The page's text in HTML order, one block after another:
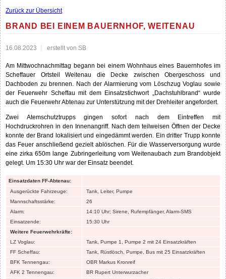
Zurück zur Übersicht
BRAND BEI EINEM BAUERNHOF, WEITENAU
16.08.2023 erstellt von SB
Am Mittwochnachmittag begann bei einem Wohnhaus eines Bauernhofes im
Scheffauer Ortsteil Weitenau die Decke zwischen Obergeschoss und
Dachboden zu brennen. Nach der Alarmierung vom Löschzug Voglau sowie
der Feuerwehr Scheffau mit dem Einsatzstichwort „Dachstuhlbrand“ wurde
auch die Feuerwehr Abtenau zur Unterstützung mit der Drehleiter angefordert.
Zwei Atemschutztrupps gingen sofort nach dem Eintreffen mit
Hochdruckrohren in den Innenangriff. Nach dem teilweisen Öffnen der Decke
konnte der Brand lokalisiert und eingedämmt werden. Ein dritter Trupp konnte
das Feuer anschließend gezielt ablöschen. Für die Wasserversorgung wurde
eine zirka 650m lange Zubringerleitung vom Weitenaubach zum Brandobjekt
gelegt. Um 15:30 Uhr war der Einsatz beendet.
Einsatzdaten FF-Abtenau:
Ausgerückte Fahrzeuge:
Tank, Leiter, Pumpe
Mannschaftsstärke:
26
Alarm:
14:10 Uhr; Sirene, Rufempfänger, Alarm-SMS
Einsatzende:
15:30 Uhr
Weitere Feuerwehrkräfte:
LZ Voglau:
Tank, Pumpe 1, Pumpe 2 mit 24 Einsatzkräften
FF Scheffau:
Tank, Rüstlösch, Pumpe, Bus mit 25 Einsatzkräften
BFK Tennengau:
OBR Markus Kronreif
AFK 2 Tennengau:
BR Rupert Unterwurzacher